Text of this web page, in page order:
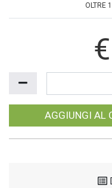
OLTRE
€
AGGIUNGI AL